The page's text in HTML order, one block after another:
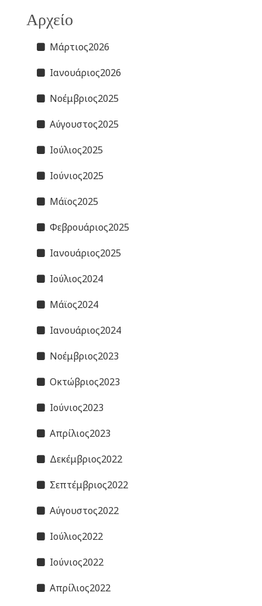
Αρχείο
Μάρτιος2026
Ιανουάριος2026
Νοέμβριος2025
Αύγουστος2025
Ιούλιος2025
Ιούνιος2025
Μάϊος2025
Φεβρουάριος2025
Ιανουάριος2025
Ιούλιος2024
Μάϊος2024
Ιανουάριος2024
Νοέμβριος2023
Οκτώβριος2023
Ιούνιος2023
Απρίλιος2023
Δεκέμβριος2022
Σεπτέμβριος2022
Αύγουστος2022
Ιούλιος2022
Ιούνιος2022
Απρίλιος2022